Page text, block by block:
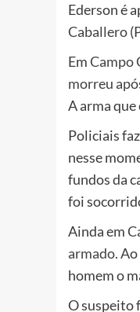
Ederson é
Caballero
EmCampo
morreu
A arma
Policiais
nesse
fundos da
foi
Ainda em
armado.Ao
homem o
O suspeito